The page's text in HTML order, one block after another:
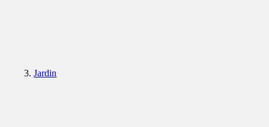
Jardin